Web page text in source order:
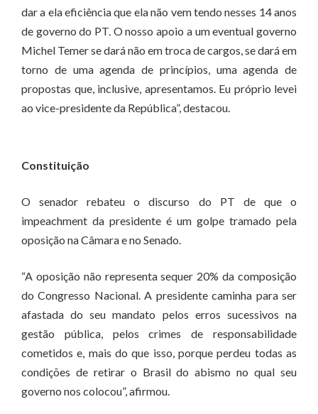
dar a ela eficiência que ela não vem tendo nesses 14 anos
de governo do PT. O nosso apoio a um eventual governo
Michel Temer se dará não em troca de cargos, se dará em
torno de uma agenda de princípios, uma agenda de
propostas que, inclusive, apresentamos. Eu próprio levei
ao vice-presidente da República”, destacou.
Constituição
O senador rebateu o discurso do PT de que o
impeachment da presidente é um golpe tramado pela
oposição na Câmara e no Senado.
“A oposição não representa sequer 20% da composição
do Congresso Nacional. A presidente caminha para ser
afastada do seu mandato pelos erros sucessivos na
gestão pública, pelos crimes de responsabilidade
cometidos e, mais do que isso, porque perdeu todas as
condições de retirar o Brasil do abismo no qual seu
governo nos colocou”, afirmou.